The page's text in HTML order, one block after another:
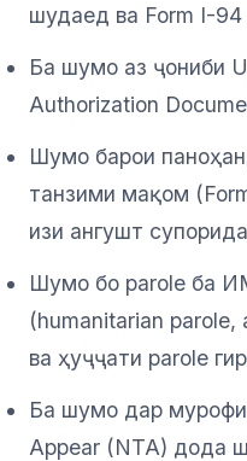
шудаед ва Form I-94
Ба шумо аз ҷониби
Authorization
Шумо барои
танзими мақом
изи ангушт
Шумо бо parole ба
(humanitarian parole,
ва ҳуҷҷати parole
Ба шумо дар
Appear (NTA) дода